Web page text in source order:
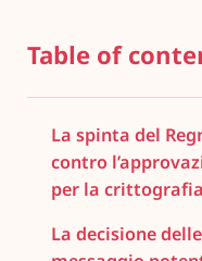
Table of
La spinta del
contro
per la crittografia
La decisione